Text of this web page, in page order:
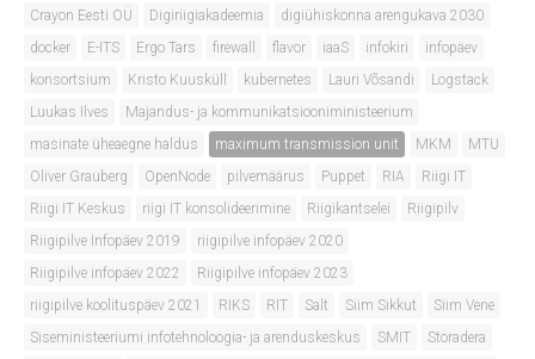
Crayon Eesti OÜ
Digiriigiakadeemia
digiühiskonna arengukava 2030
docker
E-ITS Ergo Tars firewall flavor iaaS infokiri
infopäev
konsortsium
Kristo Kuusküll kubernetes Lauri Võsandi
Logstack
Luukas Ilves
Majandus- ja kommunikatsiooniministeerium
masinate üheaegne haldus
maximum transmission unit MKM
MTU
Oliver Grauberg
OpenNode pilvemäärus Puppet RIA
Riigi IT
Riigi IT Keskus
riigi IT konsolideerimine Riigikantselei
Riigipilv
Riigipilve Infopäev 2019
riigipilve infopäev 2020
Riigipilve infopäev 2022
Riigipilve infopäev 2023
riigipilve koolituspäev 2021
RIKS RIT Salt Siim Sikkut
Siim Vene
Siseministeeriumi infotehnoloogia- ja arenduskeskus
SMIT
Storadera